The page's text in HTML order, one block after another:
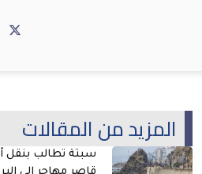
المزيد من المقالات
سبتة تطالب بنقل